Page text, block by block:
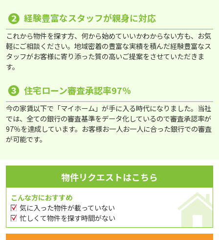
❷ 経験豊富なスタッフが親身に対応
これから物件を探す方、何から始めていいかわからない方も、お気
軽にご相談ください。地域密着の豊富な実績を積んだ経験豊富なス
タッフがお客様に寄り添った質の高いご提案をさせていただきま
す。
❸ 住宅ローン審査承認率97％
今の家賃以下で「マイホーム」が手に入る時代になりました。当社
では、全ての銀行の審査基準をデータ化しているので審査承認率が
97％を達成しています。お客様お一人お一人に合った銀行での審査
が可能です。
物件リクエストはこちら
こんな方におすすめ
気に入った物件が載っていない
忙しくて物件を探す時間がない